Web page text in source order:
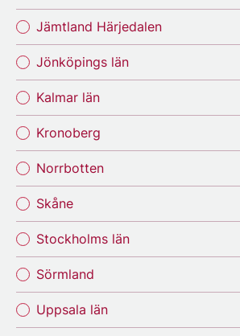
Jämtland Härjedalen
Jönköpings län
Kalmar län
Kronoberg
Norrbotten
Skåne
Stockholms län
Sörmland
Uppsala län